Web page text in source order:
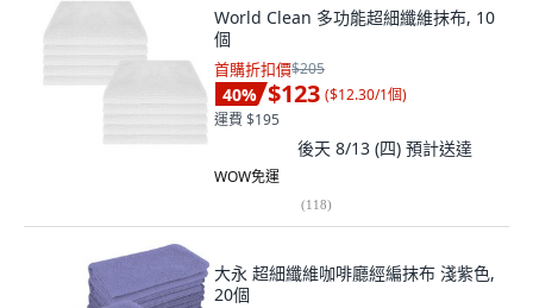
World Clean 多功能超細纖維抹布, 10
個
首購折扣價$205
40% $123 ($12.30/1個)
運費 $195
後天 8/13 (四) 預計送達
WOW免運
(118)
大永 超細纖維咖啡廳經編抹布 淺紫色,
20個